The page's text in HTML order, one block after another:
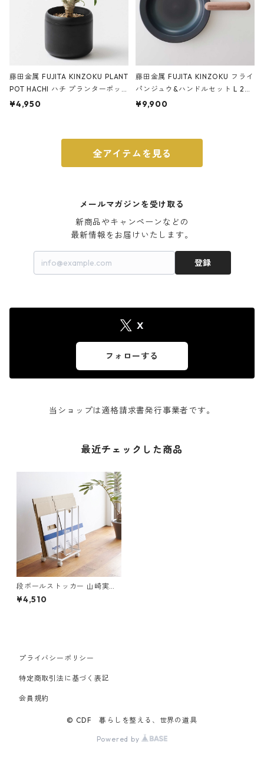
藤田金属 FUJITA KINZOKU PLANT
POT HACHI ハチ プランターポッ
ト 3号 ブラック
¥4,950
藤田金属 FUJITA KINZOKU フライ
パンジュウ&ハンドルセット L 24c
m ガス火・IH対応 鉄フライパン
¥9,900
全アイテムを見る
メールマガジンを受け取る
新商品やキャンペーンなどの
最新情報をお届けいたします。
登録
X
フォローする
当ショップは適格請求書発行事業者です。
最近チェックした商品
段ボールストッカー 山崎実業
tower タワー ダンボールスト
ッカー ホワイト
¥4,510
プライバシーポリシー
特定商取引法に基づく表記
会員規約
© CDF 暮らしを整える、世界の道具
Powered by